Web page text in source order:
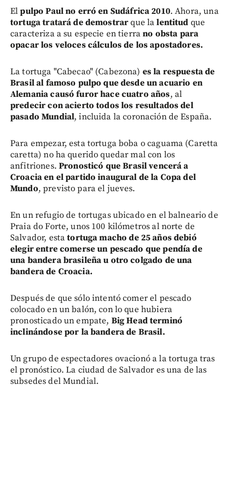
Elpulpo Paul no erró en Sudáfrica 2010. Ahora, una
tortuga tratará de demostrarque lalentitud que
caracteriza a su especie en tierrano obsta para
opacar los veloces cálculos de los apostadores.
La tortuga "Cabecao" (Cabezona) es la respuesta de
Brasil al famoso pulpo que desde un acuario en
Alemania causó furor hace cuatro años, al
predecir con acierto todos los resultados del
pasado Mundial, incluida la coronación de España.
Para empezar, esta tortuga boba o caguama (Caretta
caretta) no ha querido quedar mal con los
anfitriones. Pronosticó que Brasil vencerá a
Croacia en el partido inaugural de la Copa del
Mundo, previsto para el jueves.
En un refugio de tortugas ubicado en el balneario de
Praia do Forte, unos 100 kilómetros al norte de
Salvador, estatortuga macho de 25 añosdebió
elegir entre comerse un pescado que pendía de
una bandera brasileña u otro colgado de una
bandera de Croacia.
Después de que sólo intentó comer el pescado
colocado en un balón, con lo que hubiera
pronosticado un empate, Big Head terminó
inclinándose por la bandera de Brasil.
Un grupo de espectadores ovacionó a la tortuga tras
el pronóstico. La ciudad de Salvador es una de las
subsedes del Mundial.